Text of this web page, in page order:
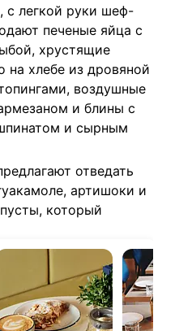
с легкой руки шеф-
печеные яйца с
хрустящие
на хлебе из дровяной
воздушные
и блины с
и сырным
отведать
артишоки и
который